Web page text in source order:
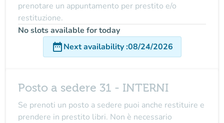
prenotare un appuntamento per prestito e/o
restituzione.
No slots available for today
date_rangeNext availability:08/24/2026
Posto a sedere 31 - INTERNI
Se prenoti un posto a sedere puoi anche restituire e
prendere in prestito libri. Non è necessario